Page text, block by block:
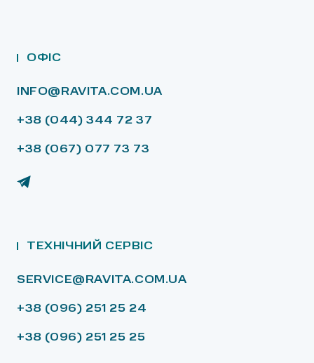
ОФІС
INFO@RAVITA.COM.UA
+38 (044) 344 72 37
+38 (067) 077 73 73
ТЕХНІЧНИЙ СЕРВІС
SERVICE@RAVITA.COM.UA
+38 (096) 251 25 24
+38 (096) 251 25 25